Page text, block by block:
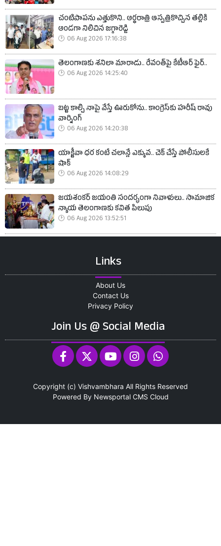
చంటిపాపను ఎత్తుకొని.. అర్ధరాత్రి ఆస్పత్రికొచ్చిన తల్లికి
అండగా నిలిచిన జగ్గారెడ్డి
06 Aug 2026 17:16:38
తెలంగాణకు శనిలా మారాడు.. రేవంత్‌పై కేటీఆర్ ఫైర్..
06 Aug 2026 14:25:40
బట్ట కాల్చి నాపై వేస్తే ఊరుకోను.. కాంగ్రెస్‌కు హరీష్ రావు
వార్నింగ్
06 Aug 2026 14:20:38
యాక్టీవా ధర కంటే చలాన్లే ఎక్కువ.. చెక్ చేస్తే పోలీసులకే
షాక్
06 Aug 2026 14:08:29
జయశంకర్ జయంతి సందర్భంగా నివాళులు.. సామాజిక
న్యాయ తెలంగాణకు కవిత పిలుపు
06 Aug 2026 13:52:51
Links
About Us
Contact Us
Privacy Policy
Join Us @ Social Media
Copyright (c) Vishvambhara All Rights Reserved
Powered By Newsportal CMS Cloud